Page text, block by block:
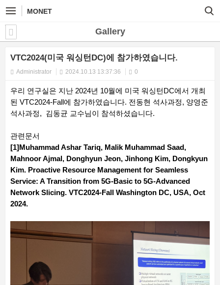
MONET
Gallery
VTC2024(미국 워싱턴DC)에 참가하였습니다.
Administrator 2024.10.13 13:37:36 0
우리 연구실은 지난 2024년 10월에 미국 워싱턴DC에서 개최
된 VTC2024-Fall에 참가하였습니다. 전동현 석사과정, 양영준
석사과정, 김동균 교수님이 참석하셨습니다.
관련문서
[1]Muhammad Ashar Tariq, Malik Muhammad Saad,
Mahnoor Ajmal, Donghyun Jeon, Jinhong Kim, Dongkyun
Kim. Proactive Resource Management for Seamless
Service: A Transition from 5G-Basic to 5G-Advanced
Network Slicing. VTC2024-Fall Washington DC, USA, Oct
2024.